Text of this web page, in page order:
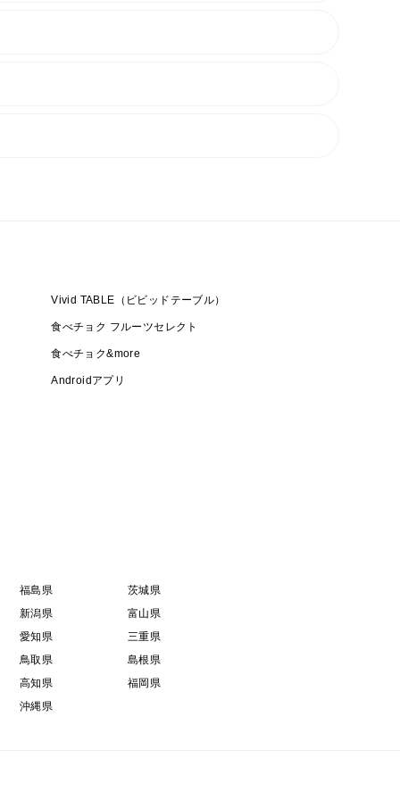
Vivid TABLE（ビビッドテーブル）
食べチョク フルーツセレクト
食べチョク&more
Androidアプリ
福島県
茨城県
新潟県
富山県
愛知県
三重県
鳥取県
島根県
高知県
福岡県
沖縄県